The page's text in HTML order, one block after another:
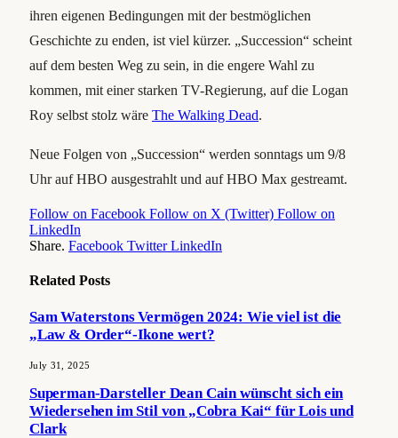
ihren eigenen Bedingungen mit der bestmöglichen
Geschichte zu enden, ist viel kürzer. „Succession“ scheint
auf dem besten Weg zu sein, in die engere Wahl zu
kommen, mit einer starken TV-Regierung, auf die Logan
Roy selbst stolz wäre The Walking Dead.
Neue Folgen von „Succession“ werden sonntags um 9/8
Uhr auf HBO ausgestrahlt und auf HBO Max gestreamt.
Follow on Facebook Follow on X (Twitter) Follow on
LinkedIn
Share. Facebook Twitter LinkedIn
Related Posts
Sam Waterstons Vermögen 2024: Wie viel ist die
„Law & Order“-Ikone wert?
July 31, 2025
Superman-Darsteller Dean Cain wünscht sich ein
Wiedersehen im Stil von „Cobra Kai“ für Lois und
Clark